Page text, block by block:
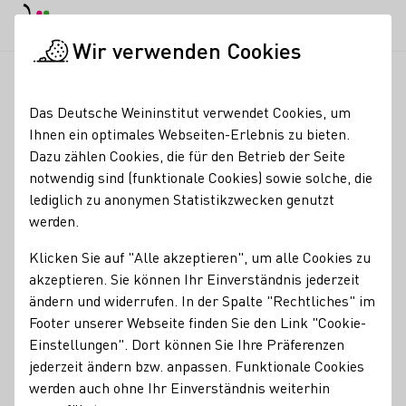
Weinhopping PLUS
Hamburg, 05.12.2024
Registrierung erforderlich
Bereit für eine unvergessliche Entdeckungsreise durch die
Welt der Weine mitten in Hamburg? Unser Weinhopping
führt dich in kleinen Gruppen von einem Wein-Hotspot
zum nächsten. Aber damit noch nicht genug: Denn an
jedem Ort erwartet dich nicht nur eine neue Gruppe von
Weinbegeisterten, sondern auch eine leckere Weinprobe,
oft persönlich von den Inhaber:innen präsentiert. Melde
dich jetzt allein oder gemeinsam mit Freund:innen zum
Wir verwenden Cookies
Das Deutsche Weininstitut verwendet Cookies, um
Ihnen ein optimales Webseiten-Erlebnis zu bieten.
Dazu zählen Cookies, die für den Betrieb der Seite
notwendig sind (funktionale Cookies) sowie solche, die
lediglich zu anonymen Statistikzwecken genutzt
werden.
Klicken Sie auf "Alle akzeptieren", um alle Cookies zu
akzeptieren. Sie können Ihr Einverständnis jederzeit
ändern und widerrufen. In der Spalte "Rechtliches" im
Footer unserer Webseite finden Sie den Link "Cookie-
Einstellungen". Dort können Sie Ihre Präferenzen
jederzeit ändern bzw. anpassen. Funktionale Cookies
werden auch ohne Ihr Einverständnis weiterhin